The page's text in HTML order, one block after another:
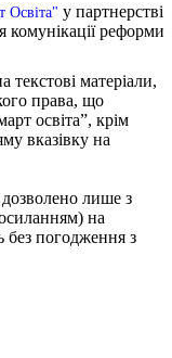
Освіта" у партнерстві
комунікації реформи
текстові матеріали,
права, що
освіта”, крім
вказівку на
дозволено лише з
на
без погодження з